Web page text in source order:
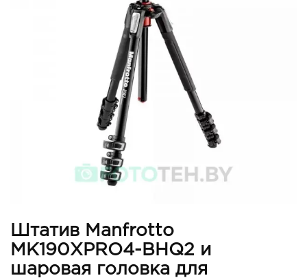
Штатив Manfrotto
MK190XPRO4-BHQ2 и
шаровая головка для